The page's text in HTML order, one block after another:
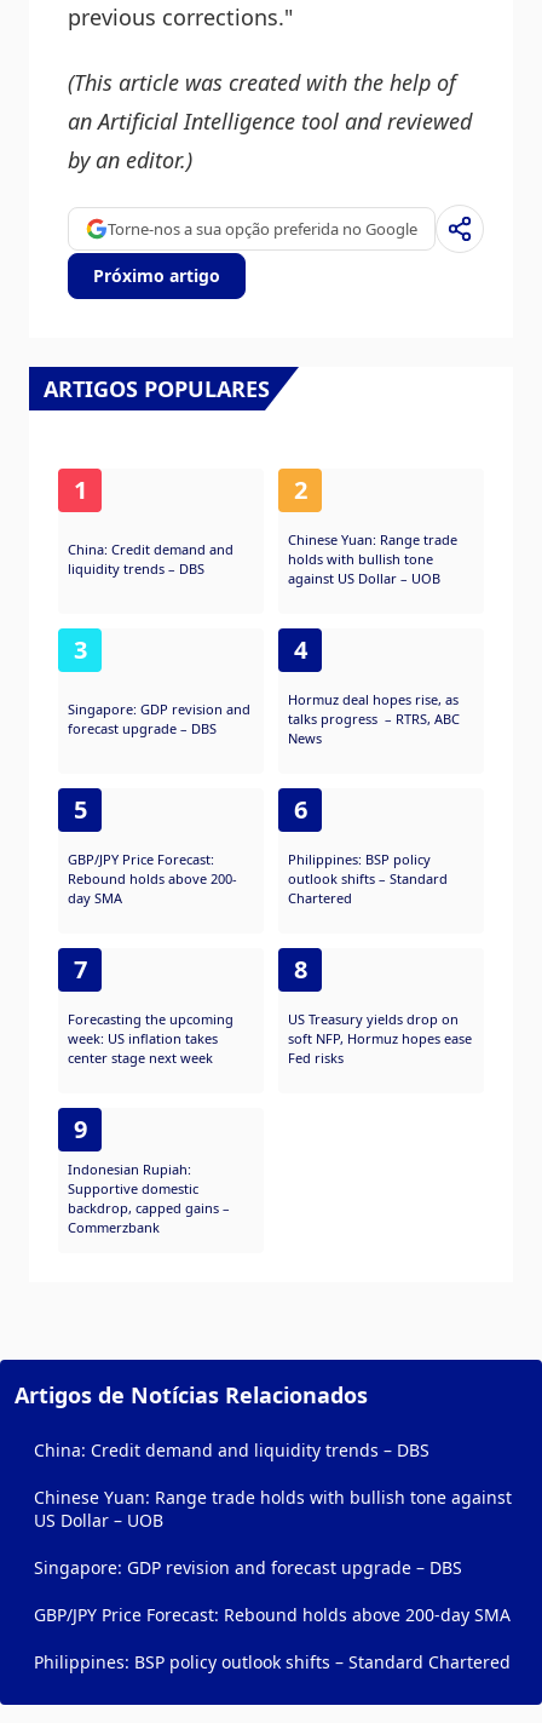
previous corrections."
(This article was created with the help of
an Artificial Intelligence tool and reviewed
by an editor.)
Torne-nos a sua opção preferida no Google
Próximo artigo
ARTIGOS POPULARES
1
China: Credit demand and
liquidity trends – DBS
2
Chinese Yuan: Range trade
holds with bullish tone
against US Dollar – UOB
3
Singapore: GDP revision and
forecast upgrade – DBS
4
Hormuz deal hopes rise, as
talks progress – RTRS, ABC
News
5
GBP/JPY Price Forecast:
Rebound holds above 200-
day SMA
6
Philippines: BSP policy
outlook shifts – Standard
Chartered
7
Forecasting the upcoming
week: US inflation takes
center stage next week
8
US Treasury yields drop on
soft NFP, Hormuz hopes ease
Fed risks
9
Indonesian Rupiah:
Supportive domestic
backdrop, capped gains –
Commerzbank
Artigos de Notícias Relacionados
China: Credit demand and liquidity trends – DBS
Chinese Yuan: Range trade holds with bullish tone against
US Dollar – UOB
Singapore: GDP revision and forecast upgrade – DBS
GBP/JPY Price Forecast: Rebound holds above 200-day SMA
Philippines: BSP policy outlook shifts – Standard Chartered